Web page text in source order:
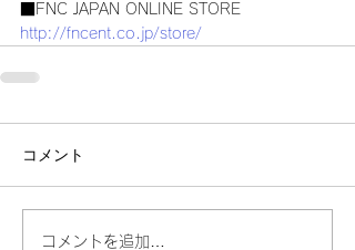
■FNC JAPAN ONLINE STORE
http://fncent.co.jp/store/
コメント
コメントを追加…